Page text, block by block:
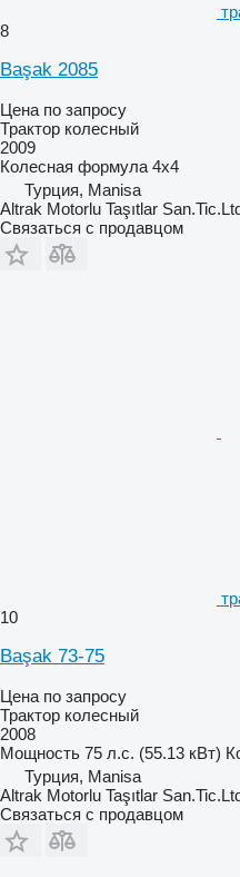
8
Başak 2085
Цена по запросу
Трактор колесный
2009
Колесная формула 4x4
Турция, Manisa
Altrak Motorlu Taşıtlar
Связаться с продавцом
10
Başak 73-75
Цена по запросу
Трактор колесный
2008
Мощность 75 л.с. (55.13 кВт)
Турция, Manisa
Altrak Motorlu Taşıtlar
Связаться с продавцом